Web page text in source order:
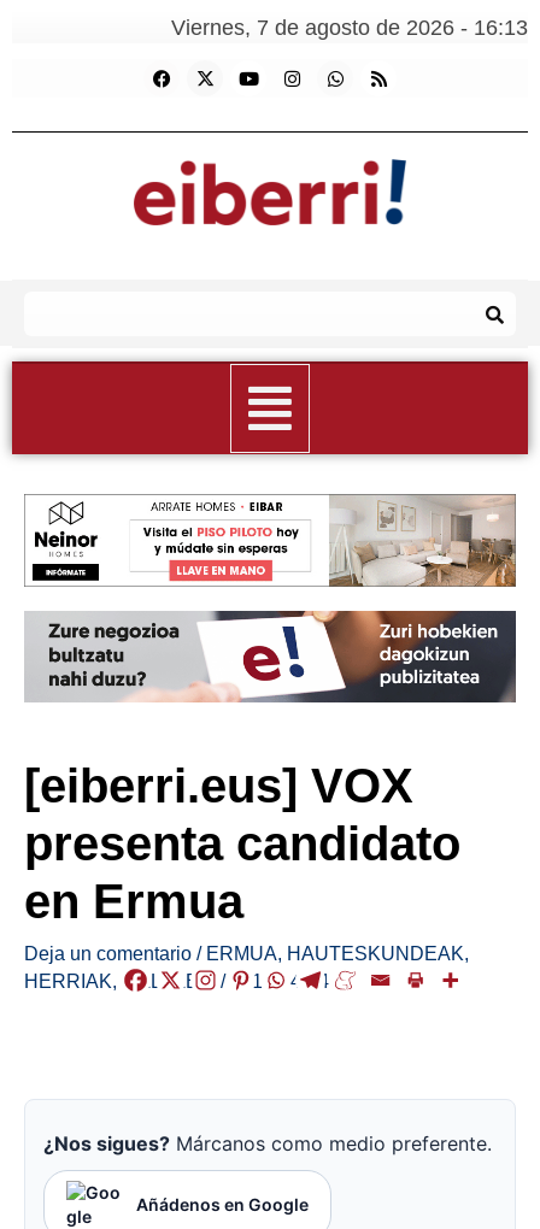
Viernes, 7 de agosto de 2026 - 16:13
[eiberri.eus] VOX
presenta candidato
en Ermua
Deja un comentario / ERMUA, HAUTESKUNDEAK,
HERRIAK, MALLABIA / 2019-04-24
¿Nos sigues? Márcanos como medio preferente.
Añádenos en Google